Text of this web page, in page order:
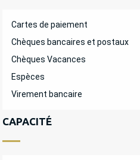
Cartes de paiement
Chèques bancaires et postaux
Chèques Vacances
Espèces
Virement bancaire
CAPACITÉ